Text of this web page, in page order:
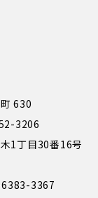
630
3206
1丁目30番16号
3367